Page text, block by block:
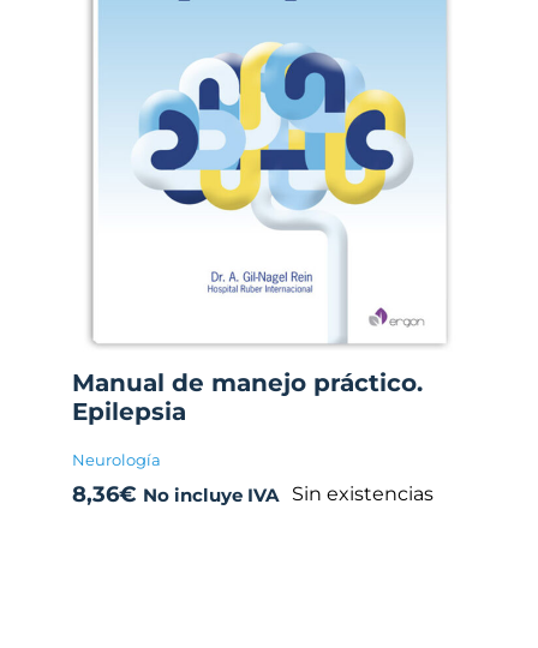
Manual de manejo práctico.
Epilepsia
Neurología
8,36€ No incluye IVA Sin existencias